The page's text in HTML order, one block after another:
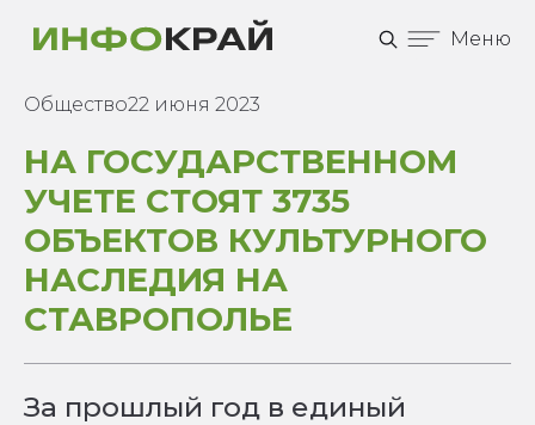
Меню
Общество22 июня 2023
НА ГОСУДАРСТВЕННОМ
УЧЕТЕ СТОЯТ 3735
ОБЪЕКТОВ КУЛЬТУРНОГО
НАСЛЕДИЯ НА
СТАВРОПОЛЬЕ
За прошлый год в единый